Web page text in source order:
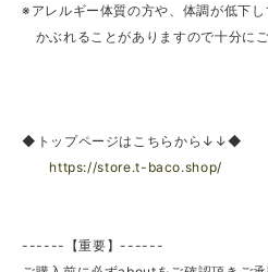
※アレルギー体質の方や、体調が低下し
かぶれることがありますので十分にご
◆トップページはこちらから↓↓◆
https://store.t-baco.shop/
------【重要】------